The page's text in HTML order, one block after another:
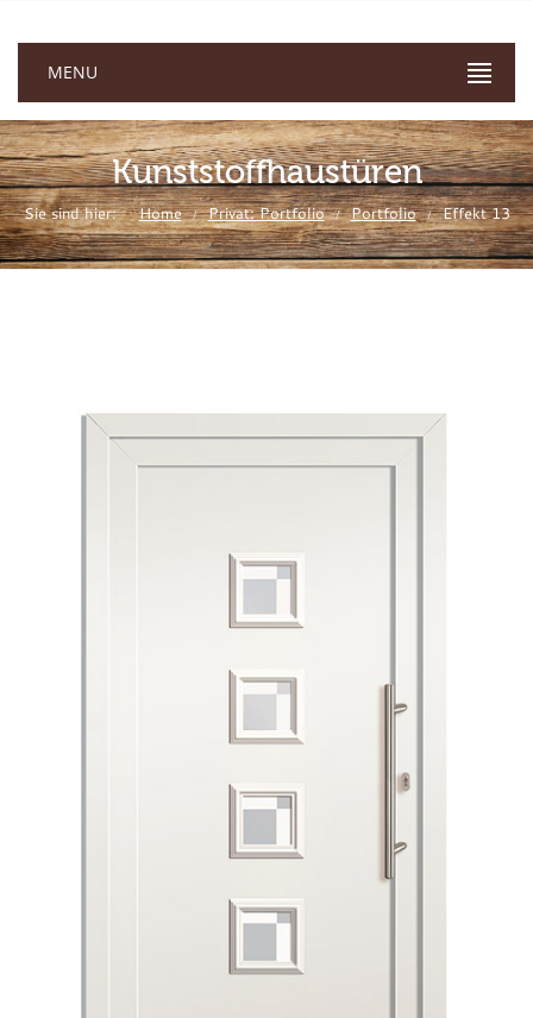
MENU
Kunststoffhaustüren
Sie sind hier: Home / Privat: Portfolio / Portfolio / Effekt 13